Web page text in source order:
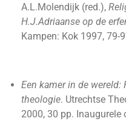
A.L.Molendijk (red.),
H.J.Adriaanse op de
Kampen: Kok 1997, 79-
Een kamer in de
theologie. Utrechtse
2000, 30 pp. Inaugurele